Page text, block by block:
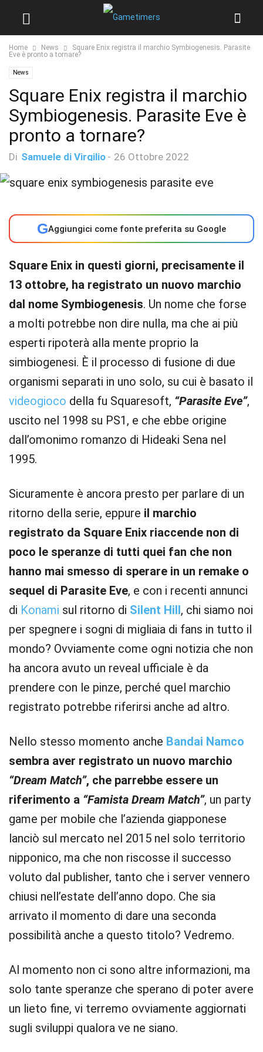
Home News
Square Enix registra il marchio Symbiogenesis. Parasite
Eve è pronto a tornare?
News
Square Enix registra il marchio
Symbiogenesis. Parasite Eve è
pronto a tornare?
Di Samuele di Virgilio - 26 Ottobre 2022
GAggiungici come fonte preferita su Google
Square Enix in questi giorni, precisamente il
13 ottobre, ha registrato un nuovo marchio
dal nome Symbiogenesis. Un nome che forse
a molti potrebbe non dire nulla, ma che ai più
esperti ripoterà alla mente proprio la
simbiogenesi. È il processo di fusione di due
organismi separati in uno solo, su cui è basato il
videogioco della fu Squaresoft, “Parasite Eve”,
uscito nel 1998 su PS1, e che ebbe origine
dall’omonimo romanzo di Hideaki Sena nel
1995.
Sicuramente è ancora presto per parlare di un
ritorno della serie, eppure il marchio
registrato da Square Enix riaccende non di
poco le speranze di tutti quei fan che non
hanno mai smesso di sperare in un remake o
sequel di Parasite Eve, e con i recenti annunci
di Konami sul ritorno di Silent Hill, chi siamo noi
per spegnere i sogni di migliaia di fans in tutto il
mondo? Ovviamente come ogni notizia che non
ha ancora avuto un reveal ufficiale è da
prendere con le pinze, perché quel marchio
registrato potrebbe riferirsi anche ad altro.
Nello stesso momento anche Bandai Namco
sembra aver registrato un nuovo marchio
“Dream Match”, che parrebbe essere un
riferimento a “Famista Dream Match”, un party
game per mobile che l’azienda giapponese
lanciò sul mercato nel 2015 nel solo territorio
nipponico, ma che non riscosse il successo
voluto dal publisher, tanto che i server vennero
chiusi nell’estate dell’anno dopo. Che sia
arrivato il momento di dare una seconda
possibilità anche a questo titolo? Vedremo.
Al momento non ci sono altre informazioni, ma
solo tante speranze che sperano di poter avere
un lieto fine, vi terremo ovviamente aggiornati
sugli sviluppi qualora ve ne siano.